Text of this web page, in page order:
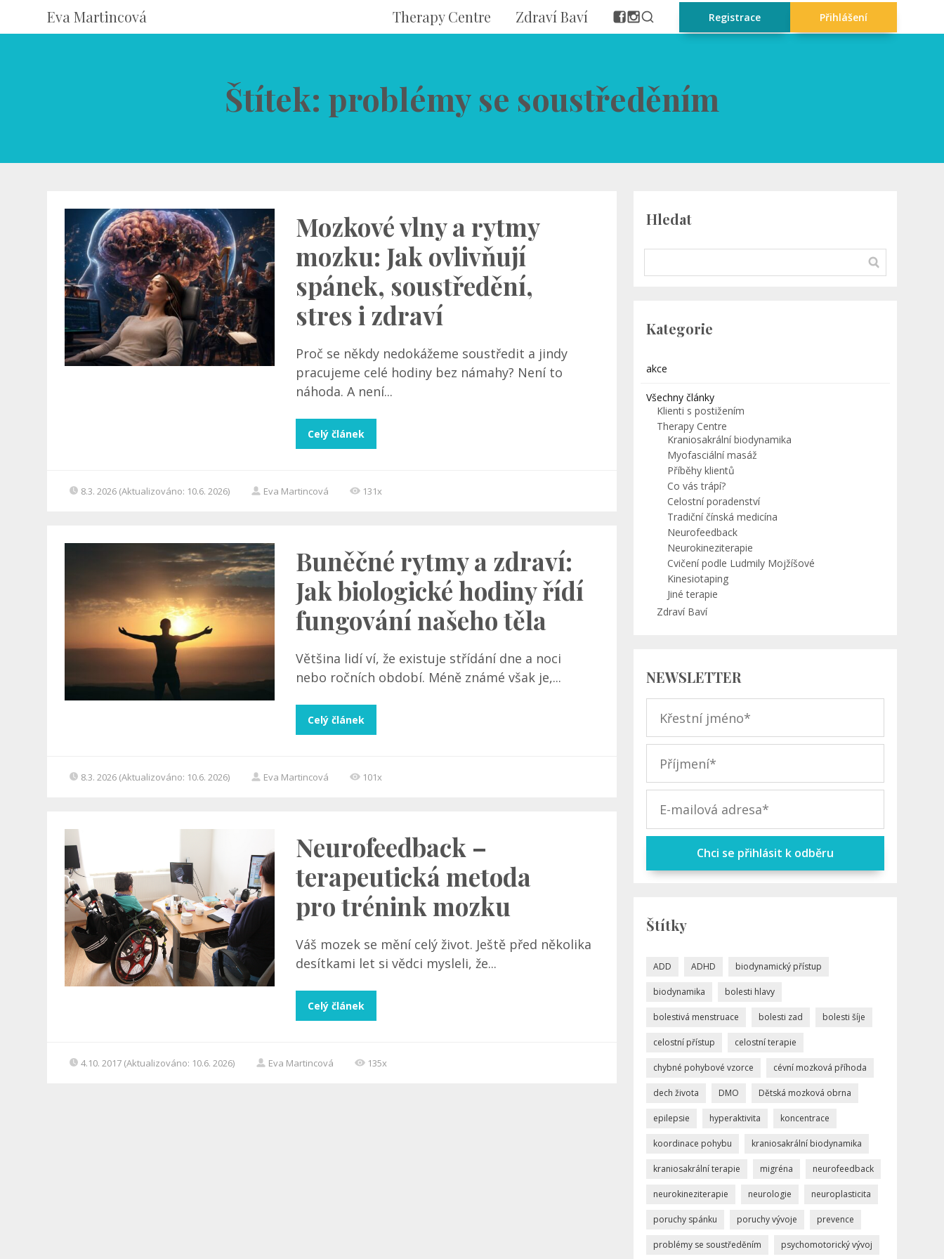
Eva Martincová Therapy Centre Zdraví Baví Registrace Přihlášení
Štítek: problémy se soustředěním
Mozkové vlny a rytmy
mozku: Jak ovlivňují
spánek, soustředění,
stres i zdraví
Proč se někdy nedokážeme soustředit a jindy
pracujeme celé hodiny bez námahy? Není to
náhoda. A není...
Celý článek
8.3. 2026 (Aktualizováno: 10.6. 2026) Eva Martincová 131x
Buněčné rytmy a zdraví:
Jak biologické hodiny řídí
fungování našeho těla
Většina lidí ví, že existuje střídání dne a noci
nebo ročních období. Méně známé však je,...
Celý článek
8.3. 2026 (Aktualizováno: 10.6. 2026) Eva Martincová 101x
Neurofeedback –
terapeutická metoda
pro trénink mozku
Váš mozek se mění celý život. Ještě před několika
desítkami let si vědci mysleli, že...
Celý článek
4.10. 2017 (Aktualizováno: 10.6. 2026) Eva Martincová 135x
Hledat
Kategorie
akce
Všechny články
Klienti s postižením
Therapy Centre
Kraniosakrální biodynamika
Myofasciální masáž
Příběhy klientů
Co vás trápí?
Celostní poradenství
Tradiční čínská medicína
Neurofeedback
Neurokineziterapie
Cvičení podle Ludmily Mojžíšové
Kinesiotaping
Jiné terapie
Zdraví Baví
NEWSLETTER
Chci se přihlásit k odběru
Štítky
ADD ADHD biodynamický přístup
biodynamika bolesti hlavy
bolestivá menstruace bolesti zad bolesti šíje
celostní přístup celostní terapie
chybné pohybové vzorce cévní mozková příhoda
dech života DMO Dětská mozková obrna
epilepsie hyperaktivita koncentrace
koordinace pohybu kraniosakrální biodynamika
kraniosakrální terapie migréna neurofeedback
neurokineziterapie neurologie neuroplasticita
poruchy spánku poruchy vývoje prevence
problémy se soustředěním psychomotorický vývoj